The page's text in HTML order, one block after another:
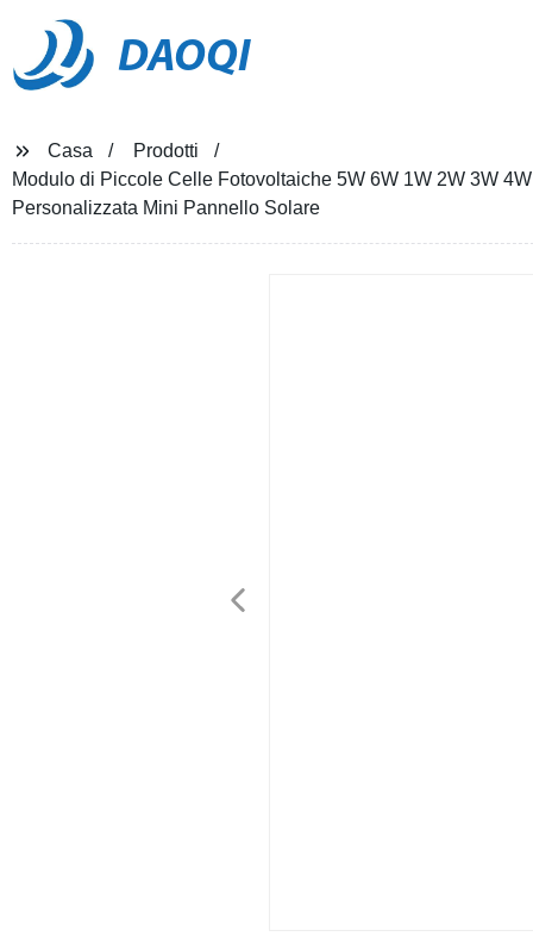
DAOQI
Casa
Prodotti
Modulo di Piccole Celle Fotovoltaiche 5W 6W 1W 2W 3W
Personalizzata Mini Pannello Solare